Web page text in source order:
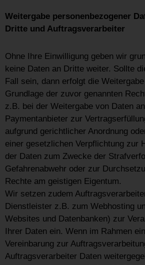
Weitergabe personenbezogener
Dritte und Auftragsverarbeiter
Ohne Ihre Einwilligung geben wir
keine Daten an Dritte weiter. Sollte
Fall sein, dann erfolgt die
Grundlage der zuvor genannten
z.B. bei der Weitergabe von Daten
Paymentanbieter zur
aufgrund gerichtlicher Anordnung
einer gesetzlichen Verpflichtung zur
der Daten zum Zwecke der
Gefahrenabwehr oder zur
Rechte am geistigen Eigentum.
Wir setzen zudem
Dienstleister z.B. zum Webhosting
Websites und Datenbanken) zur
Ihrer Daten ein. Wenn im Rahmen
Vereinbarung zur
Auftragsverarbeiter Daten